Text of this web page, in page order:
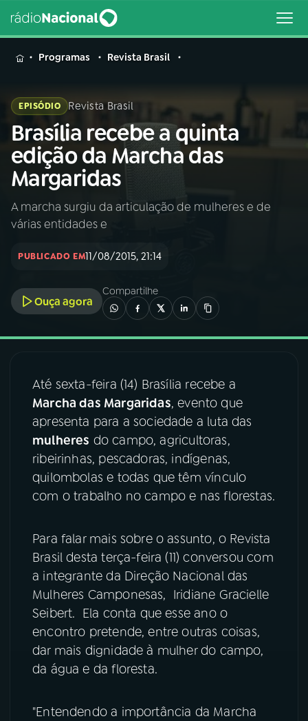
MENU
Buscar
na
Rádio
Nacional
Buscar
AO VIVO
INÍCIO
A RÁDIO
03PROGRAMAÇÃO
04 PROGRAMAS
PODCASTS
06VIDEOCASTS
08 FESTIVAL DE MÚSICA
ACOMPANHE A RÁDIO NACIONAL
YouTube Facebook
Instagram
TikTok
Programas Revista Brasil
EPISÓDIO Revista Brasil
Brasília recebe a quinta
edição da Marcha das
Margaridas
A marcha surgiu da articulação de mulheres e de
várias entidades e
PUBLICADO EM11/08/2015, 21:14
Ouça agora
Compartilhe
Até sexta-feira (14) Brasília recebe a
Marcha das Margaridas, evento que
apresenta para a sociedade a luta das
mulheres do campo, agricultoras,
ribeirinhas, pescadoras, indígenas,
quilombolas e todas que têm vínculo
com o trabalho no campo e nas florestas.
Para falar mais sobre o assunto, o Revista
Brasil desta terça-feira (11) conversou com
a integrante da Direção Nacional das
Mulheres Camponesas, Iridiane Gracielle
Seibert. Ela conta que esse ano o
encontro pretende, entre outras coisas,
dar mais dignidade à mulher do campo,
da água e da floresta.
"Entendendo a importância da Marcha